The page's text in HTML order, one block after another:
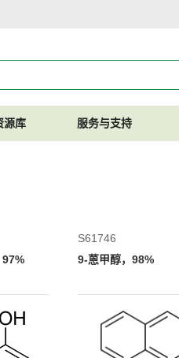
源库 服务与支持
S61746
9-蒽甲醇，98%